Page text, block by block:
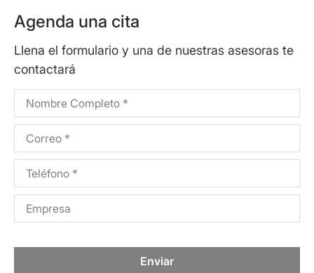
Agenda una cita
Llena el formulario y una de nuestras asesoras te
contactará
Enviar